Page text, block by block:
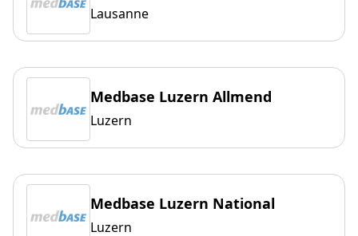
Lausanne
Medbase Luzern Allmend
Luzern
Medbase Luzern National
Luzern